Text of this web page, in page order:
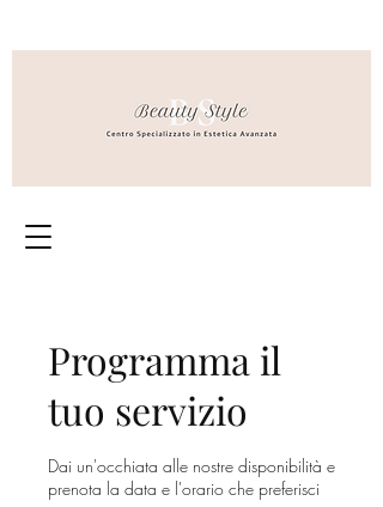
Programma il
tuo servizio
Dai un'occhiata alle nostre disponibilità e
prenota la data e l'orario che preferisci